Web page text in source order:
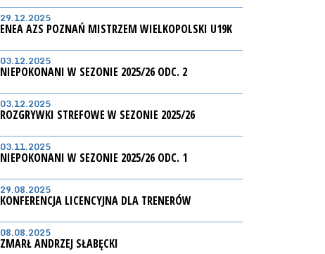
29.12.2025
ENEA AZS POZNAŃ MISTRZEM WIELKOPOLSKI U19K
03.12.2025
NIEPOKONANI W SEZONIE 2025/26 ODC. 2
03.12.2025
ROZGRYWKI STREFOWE W SEZONIE 2025/26
03.11.2025
NIEPOKONANI W SEZONIE 2025/26 ODC. 1
29.08.2025
KONFERENCJA LICENCYJNA DLA TRENERÓW
08.08.2025
ZMARŁ ANDRZEJ SŁABĘCKI